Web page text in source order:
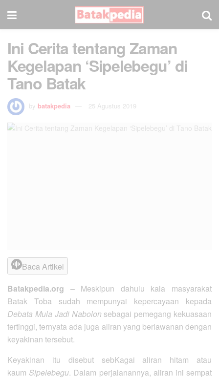
Ini Cerita tentang Zaman
Kegelapan ‘Sipelebegu’ di
Tano Batak
by batakpedia 25 Agustus 2019
Baca Artikel
Batakpedia.org – Meskipun dahulu kala masyarakat
Batak Toba sudah mempunyai kepercayaan kepada
Debata Mula Jadi Nabolon sebagai pemegang kekuasaan
tertinggi, ternyata ada juga aliran yang berlawanan dengan
keyakinan tersebut.
Keyakinan itu disebut sebKagai aliran hitam atau
kaum Sipelebegu. Dalam perjalanannya, aliran ini sempat